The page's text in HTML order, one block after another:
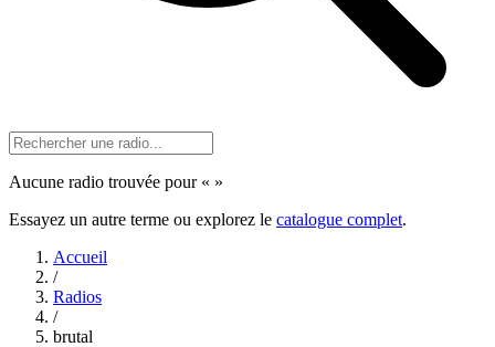
Aucune radio trouvée pour « »
Essayez un autre terme ou explorez le catalogue complet.
Accueil
/
Radios
/
brutal